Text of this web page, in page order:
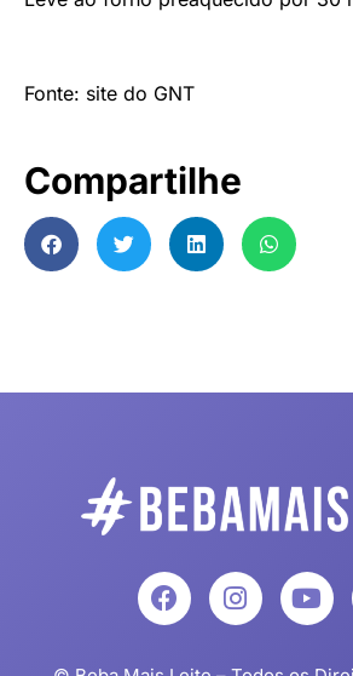
Fonte: site do GNT
Compartilhe